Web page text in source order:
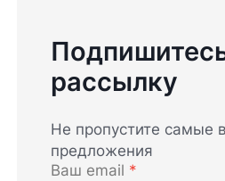
рассылку
Не пропустите самые
предложения
Ваш email *